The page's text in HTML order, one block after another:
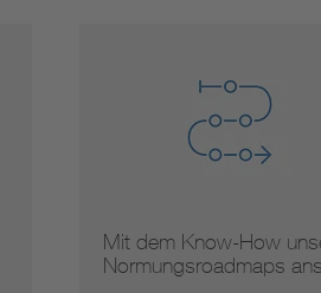
Mit dem Know-How
Normungsroadmaps